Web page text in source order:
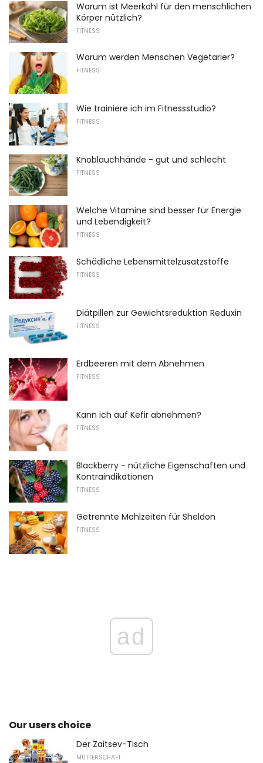
Warum ist Meerkohl für den menschlichen
Körper nützlich?
FITNESS
Warum werden Menschen Vegetarier?
FITNESS
Wie trainiere ich im Fitnessstudio?
FITNESS
Knoblauchhände - gut und schlecht
FITNESS
Welche Vitamine sind besser für Energie
und Lebendigkeit?
FITNESS
Schädliche Lebensmittelzusatzstoffe
FITNESS
Diätpillen zur Gewichtsreduktion Reduxin
FITNESS
Erdbeeren mit dem Abnehmen
FITNESS
Kann ich auf Kefir abnehmen?
FITNESS
Blackberry - nützliche Eigenschaften und
Kontraindikationen
FITNESS
Getrennte Mahlzeiten für Sheldon
FITNESS
ad
Our users choice
Der Zaitsev-Tisch
MUTTERSCHAFT